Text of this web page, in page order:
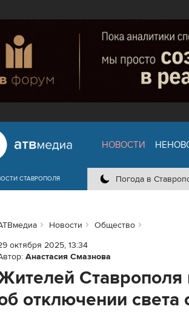
СТАВРОПОЛЯ
НОВОСТИ
Погода в
Новости
Общество
октября 2025, 13:34
Анастасия Смазнова
Ставрополя
отключении света